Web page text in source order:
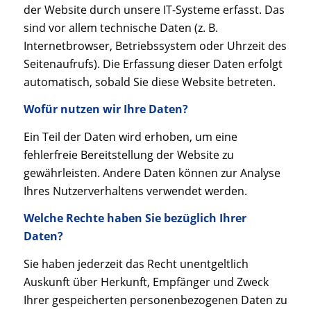
der Website durch unsere IT-Systeme erfasst. Das
sind vor allem technische Daten (z. B.
Internetbrowser, Betriebssystem oder Uhrzeit des
Seitenaufrufs). Die Erfassung dieser Daten erfolgt
automatisch, sobald Sie diese Website betreten.
Wofür nutzen wir Ihre Daten?
Ein Teil der Daten wird erhoben, um eine
fehlerfreie Bereitstellung der Website zu
gewährleisten. Andere Daten können zur Analyse
Ihres Nutzerverhaltens verwendet werden.
Welche Rechte haben Sie bezüglich Ihrer
Daten?
Sie haben jederzeit das Recht unentgeltlich
Auskunft über Herkunft, Empfänger und Zweck
Ihrer gespeicherten personenbezogenen Daten zu